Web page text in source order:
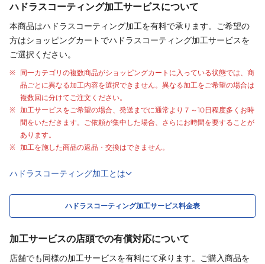
ハドラスコーティング加工サービスについて
本商品はハドラスコーティング加工を有料で承ります。ご希望の
方はショッピングカートでハドラスコーティング加工サービスを
ご選択ください。
同一カテゴリの複数商品がショッピングカートに入っている状態では、商
品ごとに異なる加工内容を選択できません。異なる加工をご希望の場合は
複数回に分けてご注文ください。
加工サービスをご希望の場合、発送までに通常より ７～10日程度多くお時
間をいただきます。ご依頼が集中した場合、さらにお時間を要することが
あります。
加工を施した商品の返品・交換はできません。
ハドラスコーティング加工とは
ハドラスコーティング加工サービス料金表
加工サービスの店頭での有償対応について
店舗でも同様の加工サービスを有料にて承ります。ご購入商品を